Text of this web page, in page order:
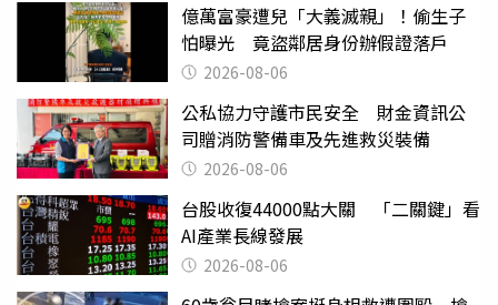
億萬富豪遭兒「大義滅親」！偷生子
怕曝光 竟盜鄰居身份辦假證落戶
2026-08-06
公私協力守護市民安全 財金資訊公
司贈消防警備車及先進救災裝備
2026-08-06
台股收復44000點大關 「二關鍵」看
AI產業長線發展
2026-08-06